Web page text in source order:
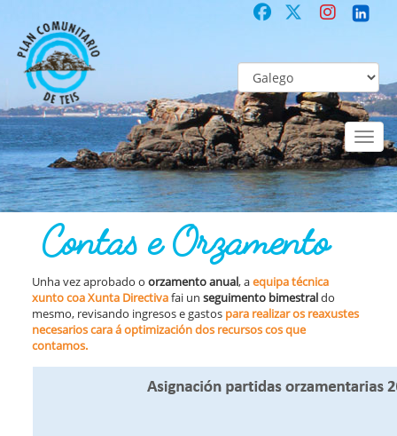
Toggle
COMUNITARIO Co-laboración participativa Contas e Orzamento
Contas e Orzamento
Unha vez aprobado o orzamento anual, aequipa técnica
xunto coa Xunta Directivafai un seguimento bimestraldo
mesmo, revisando ingresos e gastos para realizar os reaxustes
necesarios cara á optimización dos recursos cos que
contamos.